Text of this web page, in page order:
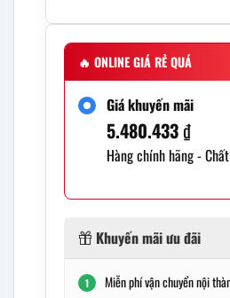
🔥 ONLINE GIÁ RẺ QUÁ
Giá khuyến mãi
5.480.433₫
Hàng chính hãng -
Khuyến mãi ưu đãi
1 Miễn phí vận chuyển nội